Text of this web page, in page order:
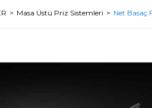
Masa Üstü Priz Sistemleri Net Basaç